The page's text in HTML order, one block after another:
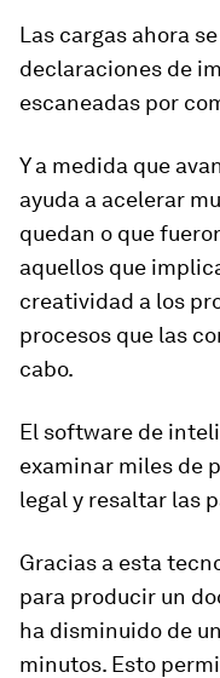
Las cargas ahora
declaraciones de
escaneadas por
Y a medida que
ayuda a acelerar
quedan o que
aquellos que
creatividad a los
procesos que las
cabo.
El software de
examinar miles de
legal y resaltar las
Gracias a esta
para producir un
ha disminuido de
minutos. Esto